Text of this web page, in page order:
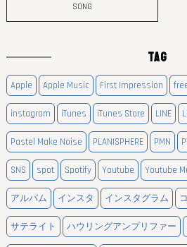
SONG
TAG
Apple Apple Music First Impression
instagram iTunes iTunes Store LINE
Pastel Make Noise PLANISPHERE PMN
SNS spot Spotify Youtube Youtube
アルバム インスタ インスタグラム
サテライト ハウリングアンプリファー